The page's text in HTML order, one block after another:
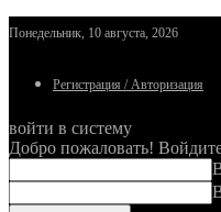
Понедельник, 10 августа, 2026
Регистрация / Авторизация
войти в систему
Добро пожаловать!